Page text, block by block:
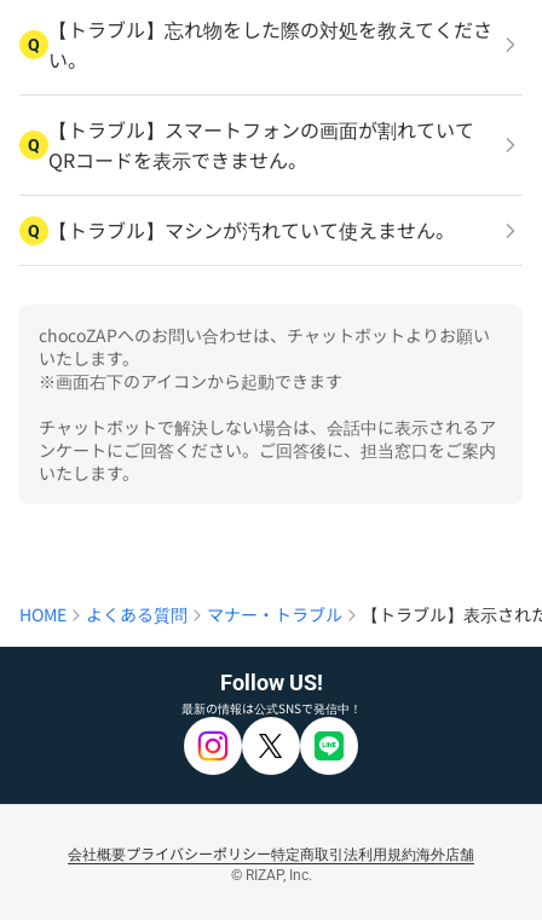
Q
【トラブル】忘れ物をした際の対処を教えてくださ
い。
Q
【トラブル】スマートフォンの画面が割れていて
QRコードを表示できません。
Q 【トラブル】マシンが汚れていて使えません。
chocoZAPへのお問い合わせは、チャットボットよりお願い
いたします。
※画面右下のアイコンから起動できます
チャットボットで解決しない場合は、会話中に表示されるア
ンケートにご回答ください。ご回答後に、担当窓口をご案内
いたします。
HOME よくある質問 マナー・トラブル 【トラブル】表示さ
Follow US!
最新の情報は公式SNSで発信中！
会社概要プライバシーポリシー特定商取引法利用規約海外店舗
© RIZAP, Inc.